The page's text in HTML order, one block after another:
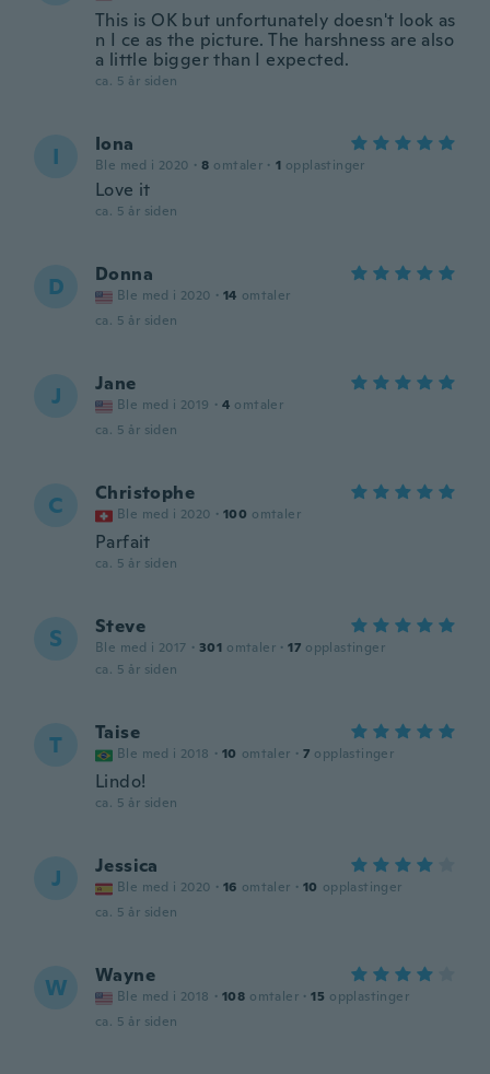
This is OK but unfortunately doesn't look as
n I ce as the picture. The harshness are also
a little bigger than I expected.
ca. 5 år siden
I Iona
Ble med i 2020 · 8 omtaler · 1 opplastinger
Love it
ca. 5 år siden
D Donna
Ble med i 2020 · 14 omtaler
ca. 5 år siden
J Jane
Ble med i 2019 · 4 omtaler
ca. 5 år siden
C Christophe
Ble med i 2020 · 100 omtaler
Parfait
ca. 5 år siden
S Steve
Ble med i 2017 · 301 omtaler · 17 opplastinger
ca. 5 år siden
T Taise
Ble med i 2018 · 10 omtaler · 7 opplastinger
Lindo!
ca. 5 år siden
J Jessica
Ble med i 2020 · 16 omtaler · 10 opplastinger
ca. 5 år siden
W Wayne
Ble med i 2018 · 108 omtaler · 15 opplastinger
ca. 5 år siden